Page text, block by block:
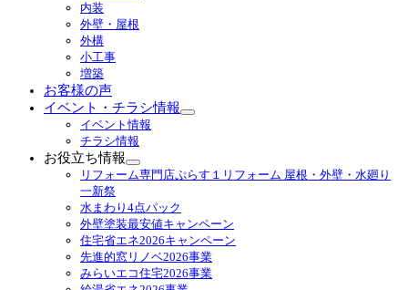
開
内装
外壁・屋根
外構
小工事
増築
お客様の声
イベント・チラシ情報
サ
ニ
ュ
を
展
開
イベント情報
チラシ情報
お役立ち情報
サ
メ
ニ
ュ
ー
を
展
リフォーム専門店ぷらす１リフォーム 屋根・外壁・水廻り
一新祭
水まわり4点パック
外壁塗装最安値キャンペーン
住宅省エネ2026キャンペーン
先進的窓リノベ2026事業
みらいエコ住宅2026事業